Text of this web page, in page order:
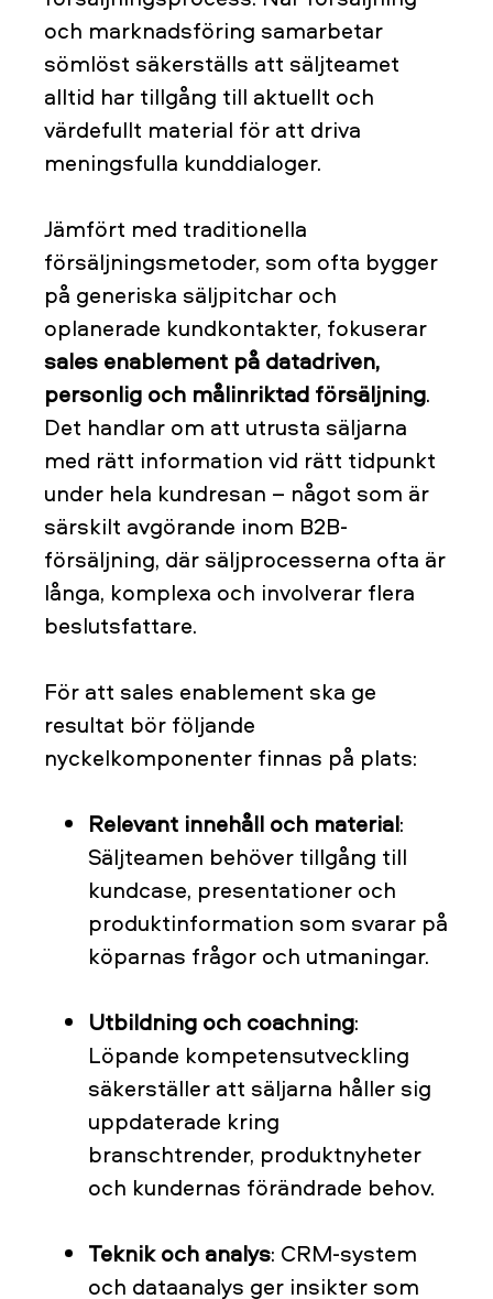
och marknadsföring samarbetar
sömlöst säkerställs att säljteamet
alltid har tillgång till aktuellt och
värdefullt material för att driva
meningsfulla kunddialoger.
Jämfört med traditionella
försäljningsmetoder, som ofta bygger
på generiska säljpitchar och
oplanerade kundkontakter, fokuserar
sales enablement på datadriven,
personlig och målinriktad försäljning.
Det handlar om att utrusta säljarna
med rätt information vid rätt tidpunkt
under hela kundresan – något som är
särskilt avgörande inom B2B-
försäljning, där säljprocesserna ofta är
långa, komplexa och involverar flera
beslutsfattare.
För att sales enablement ska ge
resultat bör följande
nyckelkomponenter finnas på plats:
Relevant innehåll och material:
Säljteamen behöver tillgång till
kundcase, presentationer och
produktinformation som svarar på
köparnas frågor och utmaningar.
Utbildning och coachning:
Löpande kompetensutveckling
säkerställer att säljarna håller sig
uppdaterade kring
branschtrender, produktnyheter
och kundernas förändrade behov.
Teknik och analys: CRM-system
och dataanalys ger insikter som